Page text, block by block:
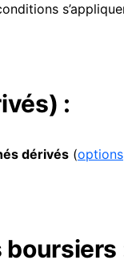
:
dérivés (options
boursiers